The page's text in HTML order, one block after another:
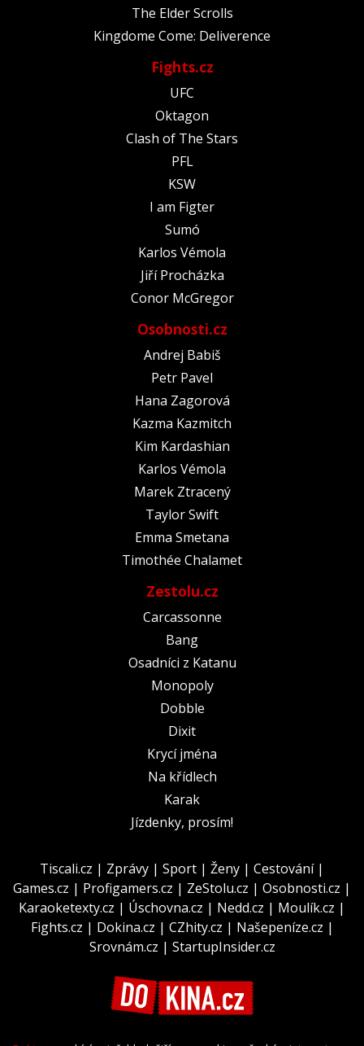
The Elder Scrolls
Kingdome Come: Deliverence
Fights.cz
UFC
Oktagon
Clash of The Stars
PFL
KSW
I am Figter
Sumó
Karlos Vémola
Jiří Procházka
Conor McGregor
Osobnosti.cz
Andrej Babiš
Petr Pavel
Hana Zagorová
Kazma Kazmitch
Kim Kardashian
Karlos Vémola
Marek Ztracený
Taylor Swift
Emma Smetana
Timothée Chalamet
Zestolu.cz
Carcassonne
Bang
Osadníci z Katanu
Monopoly
Dobble
Dixit
Krycí jména
Na křídlech
Karak
Jízdenky, prosím!
Tiscali.cz | Zprávy | Sport | Ženy | Cestování|
Games.cz | Profigamers.cz | ZeStolu.cz | Osobnosti.cz |
Karaoketexty.cz | Úschovna.cz | Nedd.cz | Moulík.cz |
Fights.cz | Dokina.cz | CZhity.cz | Našepeníze.cz |
Srovnám.cz | StartupInsider.cz